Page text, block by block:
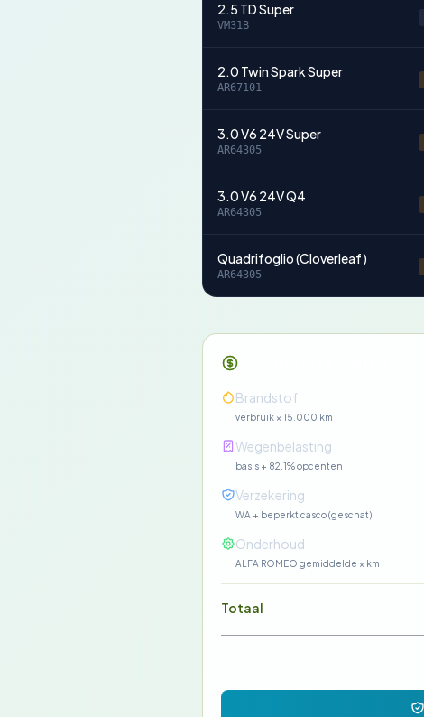
2.5 TD Super
VM31B
2.0 Twin Spark Super
AR67101
3.0 V6 24V Super
AR64305
3.0 V6 24V Q4
AR64305
Quadrifoglio (Cloverleaf)
AR64305
Brandstof
verbruik × 15.000 km
Wegenbelasting
basis + 82.1% opcenten
Verzekering
WA + beperkt casco (geschat)
Onderhoud
ALFA ROMEO gemiddelde × km
Totaal